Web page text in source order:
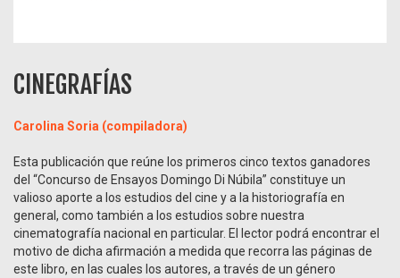
CINEGRAFÍAS
Carolina Soria (compiladora)
Esta publicación que reúne los primeros cinco textos ganadores
del “Concurso de Ensayos Domingo Di Núbila” constituye un
valioso aporte a los estudios del cine y a la historiografía en
general, como también a los estudios sobre nuestra
cinematografía nacional en particular. El lector podrá encontrar el
motivo de dicha afirmación a medida que recorra las páginas de
este libro, en las cuales los autores, a través de un género